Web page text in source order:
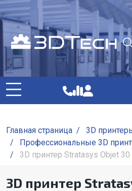
Главная страница /
3D
/
Профессиональные 3D
/
3D принтер Stratasys Objet 30
3D принтер